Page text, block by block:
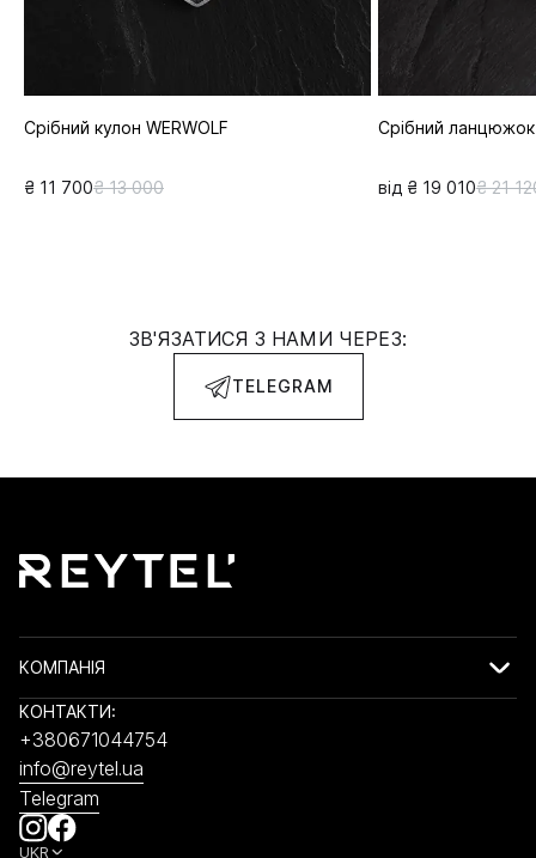
Срібний кулон WERWOLF
₴ 11 700₴ 13 000
Срібний ланцюжок
від ₴ 19 010₴ 21
ЗВ'ЯЗАТИСЯ З НАМИ ЧЕРЕЗ:
TELEGRAM
КОМПАНІЯ
КОНТАКТИ:
+380671044754
info@reytel.ua
Telegram
UKR